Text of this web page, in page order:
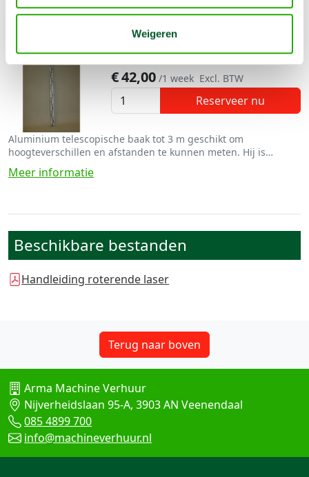
Weigeren
€14,00 /1 dag Excl. BTW
€42,00 /1 week Excl. BTW
Reserveer nu
Aluminium telescopische baak tot 3 m geschikt om
hoogteverschillen en afstanden te kunnen meten. Hij is
voorzien van een streepjescode of maatstrepen, bijvoorbeeld
in het zogenaamde E-patroon
Meer informatie
Beschikbare bestanden
Handleiding roterende laser
Terug naar boven
Arma Machine Verhuur
Nijverheidslaan 95-A, 3903 AN Veenendaal
085 4899 700
info@machineverhuur.nl